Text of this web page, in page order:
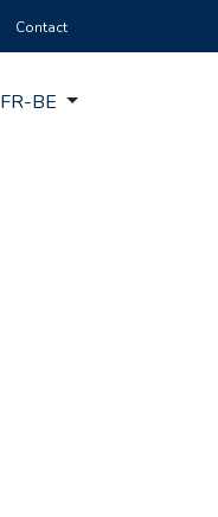
Contact
FR-BE